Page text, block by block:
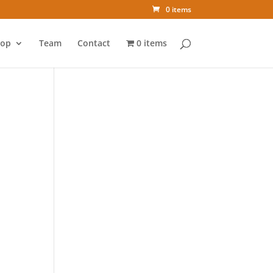
0 items
Team Contact 0 items